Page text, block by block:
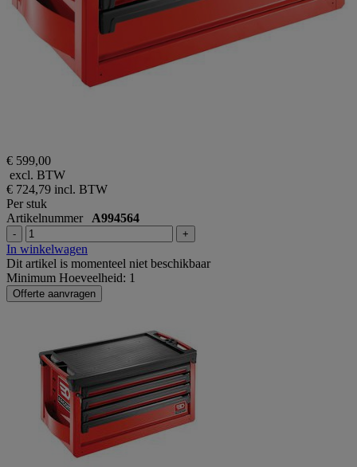
€ 599,00
excl. BTW
€ 724,79 incl. BTW
Per stuk
Artikelnummer A994564
- +
In winkelwagen
Dit artikel is momenteel niet beschikbaar
Minimum Hoeveelheid: 1
Offerte aanvragen